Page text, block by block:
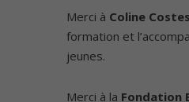
Merci à Coline
formation et
jeunes.
Merci à la Fondation